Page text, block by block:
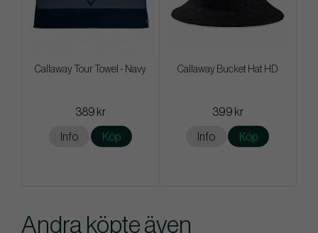
Callaway Tour Towel - Navy
389 kr
Info Köp
Callaway Bucket Hat HD
399 kr
Info Köp
Andra köpte även